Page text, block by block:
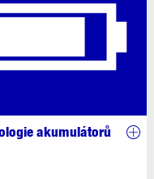
akumulátorů